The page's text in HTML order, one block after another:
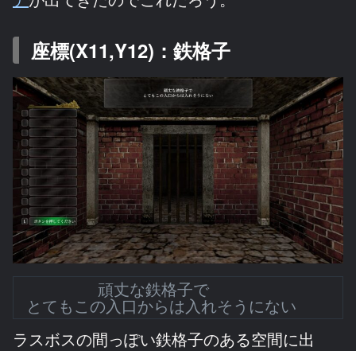
座標(X11,Y12)：鉄格子
頑丈な鉄格子で
とてもこの入口からは入れそうにない
ラスボスの間っぽい鉄格子のある空間に出